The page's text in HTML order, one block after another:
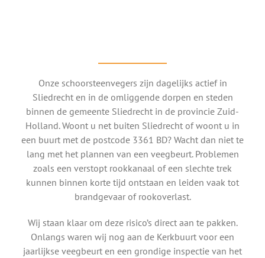
Onze schoorsteenvegers zijn dagelijks actief in
Sliedrecht en in de omliggende dorpen en steden
binnen de gemeente Sliedrecht in de provincie Zuid-
Holland. Woont u net buiten Sliedrecht of woont u in
een buurt met de postcode 3361 BD? Wacht dan niet te
lang met het plannen van een veegbeurt. Problemen
zoals een verstopt rookkanaal of een slechte trek
kunnen binnen korte tijd ontstaan en leiden vaak tot
brandgevaar of rookoverlast.
Wij staan klaar om deze risico’s direct aan te pakken.
Onlangs waren wij nog aan de Kerkbuurt voor een
jaarlijkse veegbeurt en een grondige inspectie van het